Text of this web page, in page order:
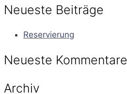
Neueste Beiträge
Reservierung
Neueste Kommentare
Archiv